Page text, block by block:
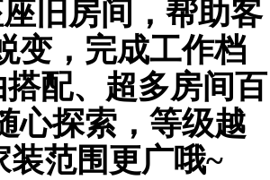
旧房间，帮助客
变，完成工作档
配、超多房间百
心探索，等级越
装范围更广哦~